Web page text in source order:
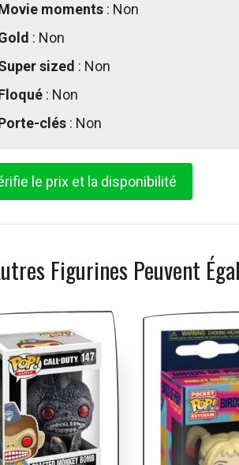
moments : Non
: Non
sized : Non
: Non
clés : Non
le prix et la disponibilité
Figurines Peuvent